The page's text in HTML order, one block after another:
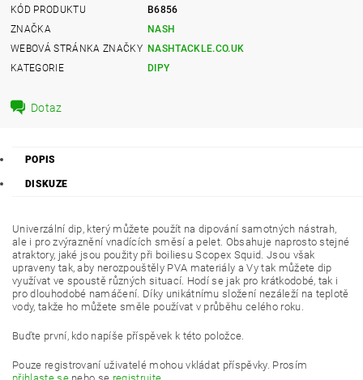
KÓD PRODUKTU
B6856
ZNAČKA
NASH
WEBOVÁ STRÁNKA ZNAČKY NASHTACKLE.CO.UK
KATEGORIE
DIPY
Dotaz
POPIS
DISKUZE
Univerzální dip, který můžete použít na dipování samotných nástrah,
ale i pro zvýraznění vnadících směsí a pelet. Obsahuje naprosto stejné
atraktory, jaké jsou použity při boiliesu Scopex Squid. Jsou však
upraveny tak, aby nerozpouštěly PVA materiály a Vy tak můžete dip
využívat ve spoustě různých situací. Hodí se jak pro krátkodobé, tak i
pro dlouhodobé namáčení. Díky unikátnímu složení nezáleží na teplotě
vody, takže ho můžete směle používat v průběhu celého roku.
Buďte první, kdo napíše příspěvek k této položce.
Pouze registrovaní uživatelé mohou vkládat příspěvky. Prosím